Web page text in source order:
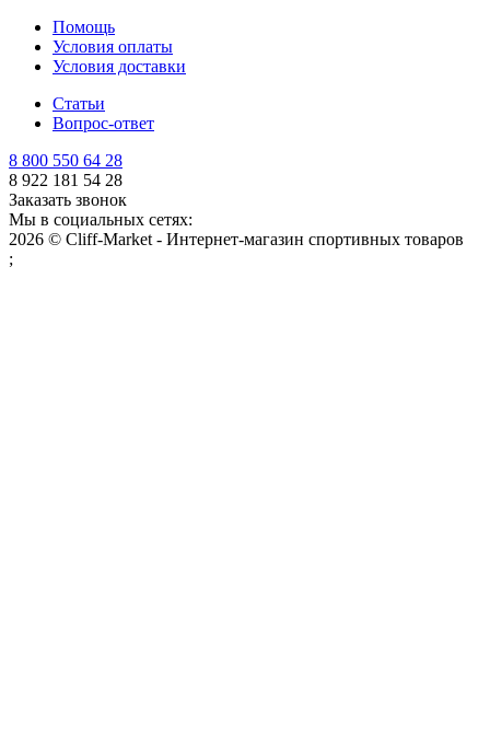
Помощь
Условия оплаты
Условия доставки
Статьи
Вопрос-ответ
8 800 550 64 28
8 922 181 54 28
Заказать звонок
Мы в социальных сетях:
2026 © Cliff-Market - Интернет-магазин спортивных товаров
;